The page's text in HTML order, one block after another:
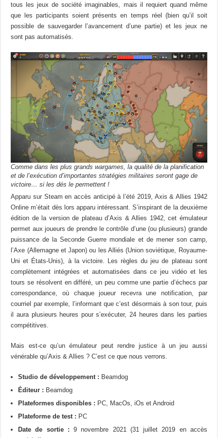
tous les jeux de société imaginables, mais il requiert quand même
que les participants soient présents en temps réel (bien qu’il soit
possible de sauvegarder l’avancement d’une partie) et les jeux ne
sont pas automatisés.
Comme dans les plus grands wargames, la qualité de la planification
et de l’exécution d’importantes stratégies militaires seront gage de
victoire… si les dés le permettent !
Apparu sur Steam en accès anticipé à l’été 2019, Axis & Allies 1942
Online m’était dès lors apparu intéressant. S’inspirant de la deuxième
édition de la version de plateau d’Axis & Allies 1942, cet émulateur
permet aux joueurs de prendre le contrôle d’une (ou plusieurs) grande
puissance de la Seconde Guerre mondiale et de mener son camp,
l’Axe (Allemagne et Japon) ou les Alliés (Union soviétique, Royaume-
Uni et États-Unis), à la victoire. Les règles du jeu de plateau sont
complètement intégrées et automatisées dans ce jeu vidéo et les
tours se résolvent en différé, un peu comme une partie d’échecs par
correspondance, où chaque joueur recevra une notification, par
courriel par exemple, l’informant que c’est désormais à son tour, puis
il aura plusieurs heures pour s’exécuter, 24 heures dans les parties
compétitives.
Mais est-ce qu’un émulateur peut rendre justice à un jeu aussi
vénérable qu’Axis & Allies ? C’est ce que nous verrons.
Studio de développement : Beamdog
Éditeur : Beamdog
Plateformes disponibles : PC,
MacOs, iOs et Android
Plateforme de test : PC
Date de sortie :9 novembre 2021 (31 juillet 2019 en accès